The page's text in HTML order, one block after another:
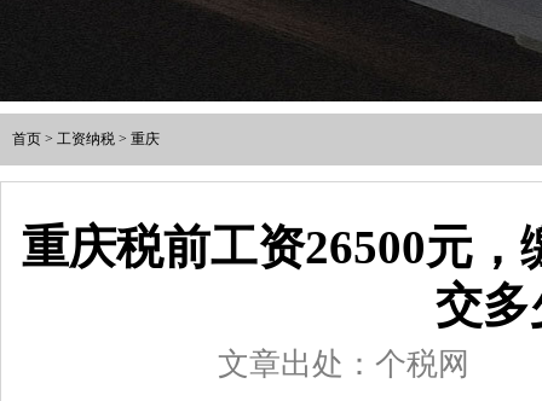
首页 > 工资纳税 > 重庆
重庆税前工资26500元
交多
文章出处：个税网